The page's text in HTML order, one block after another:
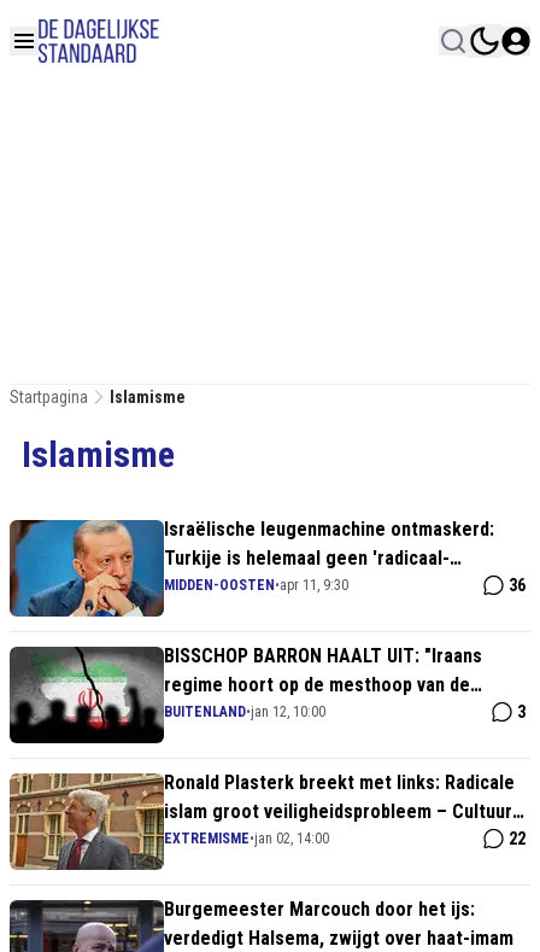
Startpagina Islamisme
Islamisme
Israëlische leugenmachine ontmaskerd:
Turkije is helemaal geen 'radicaal-
islamistisch' regime
MIDDEN-OOSTEN •apr 11, 9:30 36
BISSCHOP BARRON HAALT UIT: "Iraans
regime hoort op de mesthoop van de
geschiedenis!"
BUITENLAND•jan 12, 10:00 3
Ronald Plasterk breekt met links: Radicale
islam groot veiligheidsprobleem – Cultuur
onder druk!
EXTREMISME•jan 02, 14:00 22
Burgemeester Marcouch door het ijs:
verdedigt Halsema, zwijgt over haat-imam